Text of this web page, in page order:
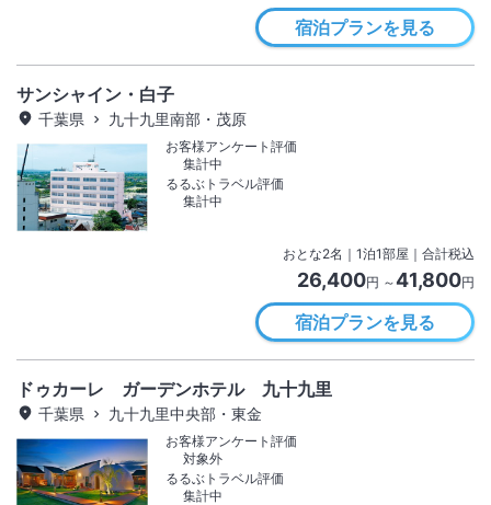
宿泊プランを見る
サンシャイン・白子
千葉県 九十九里南部・茂原
お客様アンケート評価
集計中
るるぶトラベル評価
集計中
おとな2名 ｜ 1泊1部屋｜合計税込
26,400円 ～41,800円
宿泊プランを見る
ドゥカーレ ガーデンホテル 九十九里
千葉県 九十九里中央部・東金
お客様アンケート評価
対象外
るるぶトラベル評価
集計中